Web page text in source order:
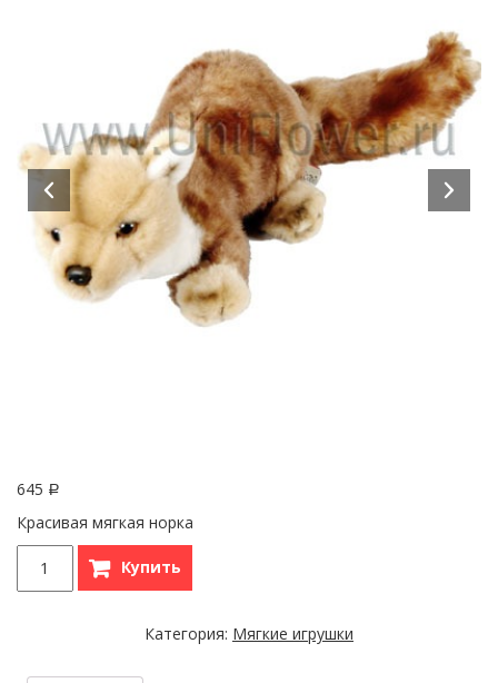
645 Р
Красивая мягкая норка
Купить
Категория: Мягкие игрушки